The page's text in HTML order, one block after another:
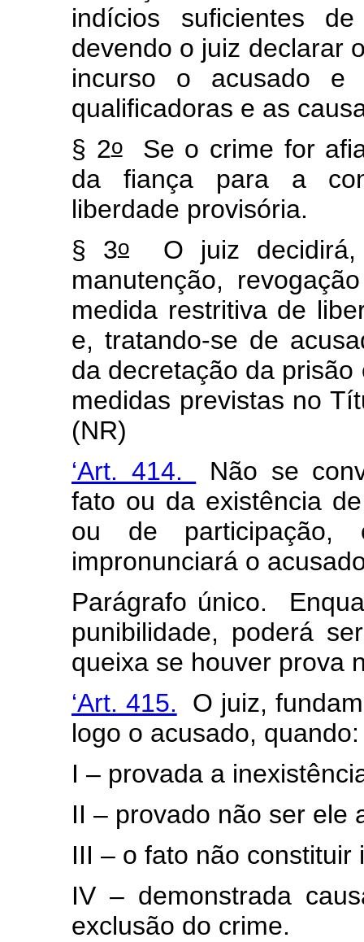
indícios suficientes
devendo o juiz declarar
incurso o acusado e
qualificadoras e as
§ 2oSe o crime for
da fiança para a
liberdade provisória.
§ 3o O juiz decidirá,
manutenção,
medida restritiva de
e, tratando-se de
da decretação da
medidas previstas no
(NR)
‘Art. 414.
Não se
fato ou da existência
ou de participação,
impronunciará o
Parágrafo único.
punibilidade, poderá
queixa se houver prova
‘Art. 415. O juiz,
logo o acusado, quando:
I – provada a
II – provado não ser ele
III – o fato não constituir
IV – demonstrada
exclusão do crime.